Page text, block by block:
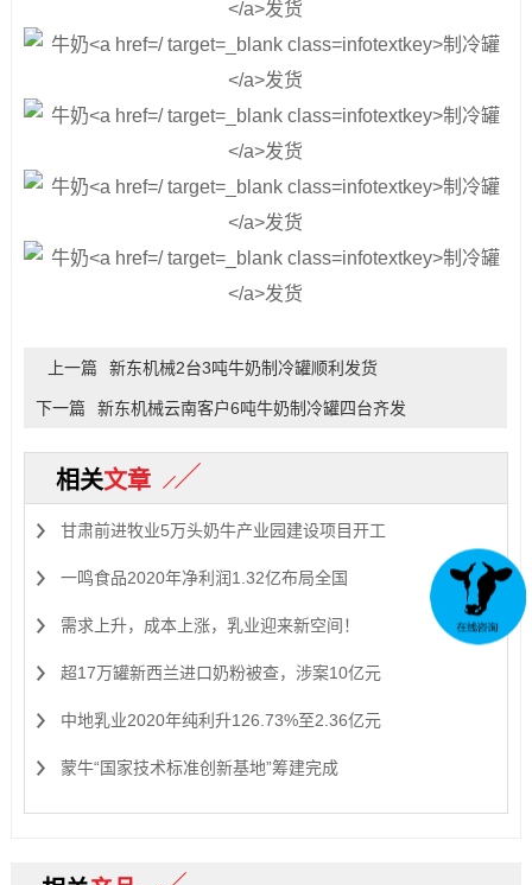
上一篇 新东机械2台3吨牛奶制冷罐顺利发货
下一篇 新东机械云南客户6吨牛奶制冷罐四台齐发
相关文章
甘肃前进牧业5万头奶牛产业园建设项目开工
一鸣食品2020年净利润1.32亿布局全国
需求上升，成本上涨，乳业迎来新空间！
超17万罐新西兰进口奶粉被查，涉案10亿元
中地乳业2020年纯利升126.73%至2.36亿元
蒙牛“国家技术标准创新基地”筹建完成